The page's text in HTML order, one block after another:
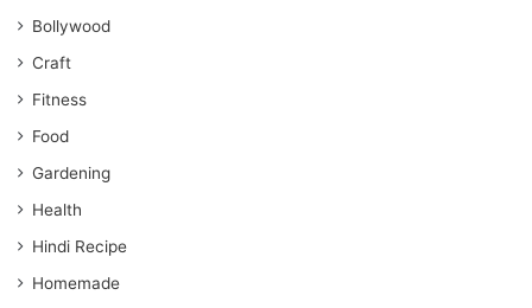
Bollywood
Craft
Fitness
Food
Gardening
Health
Hindi Recipe
Homemade